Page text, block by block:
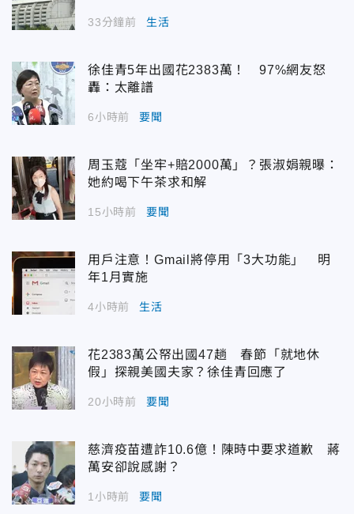
33分鐘前 生活
徐佳青5年出國花2383萬！ 97%網友怒
轟：太離譜
6小時前 要聞
周玉蔻「坐牢+賠2000萬」？張淑娟親曝：
她約喝下午茶求和解
15小時前 要聞
用戶注意！Gmail將停用「3大功能」 明
年1月實施
4小時前 生活
花2383萬公帑出國47趟 春節「就地休
假」探親美國夫家？徐佳青回應了
20小時前 要聞
慈濟疫苗遭詐10.6億！陳時中要求道歉 蔣
萬安卻說感謝？
1小時前 要聞